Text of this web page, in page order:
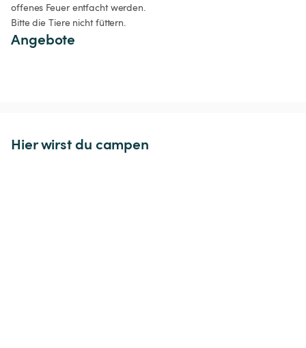
offenes Feuer entfacht werden.
Bitte die Tiere nicht füttern.
Angebote
Hier wirst du campen